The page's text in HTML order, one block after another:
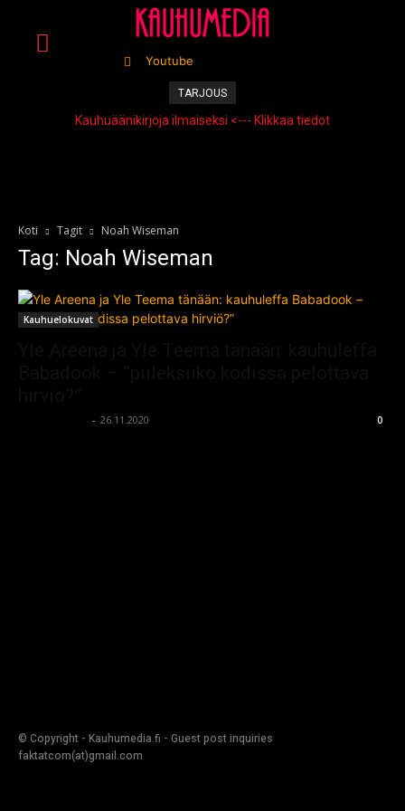
Youtube
TARJOUS
Kauhuäänikirjoja ilmaiseksi <--- Klikkaa tiedot
Koti Tagit Noah Wiseman
Tag: Noah Wiseman
Kauhuelokuvat
- 26.11.2020 0
© Copyright - Kauhumedia.fi - Guest post inquiries
faktatcom(at)gmail.com